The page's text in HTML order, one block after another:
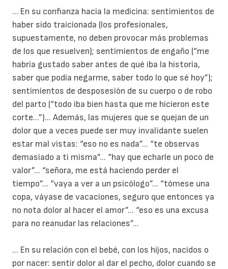
... En su confianza hacia la medicina: sentimientos de
haber sido traicionada (los profesionales,
supuestamente, no deben provocar más problemas
de los que resuelven); sentimientos de engaño (“me
habría gustado saber antes de qué iba la historia,
saber que podía negarme, saber todo lo que sé hoy”);
sentimientos de desposesión de su cuerpo o de robo
del parto (“todo iba bien hasta que me hicieron este
corte...”)... Además, las mujeres que se quejan de un
dolor que a veces puede ser muy invalidante suelen
estar mal vistas: “eso no es nada”... “te observas
demasiado a ti misma”... “hay que echarle un poco de
valor”... “señora, me está haciendo perder el
tiempo”... “vaya a ver a un psicólogo”... “tómese una
copa, váyase de vacaciones, seguro que entonces ya
no nota dolor al hacer el amor”... “eso es una excusa
para no reanudar las relaciones”...
... En su relación con el bebé, con los hijos, nacidos o
por nacer: sentir dolor al dar el pecho, dolor cuando se